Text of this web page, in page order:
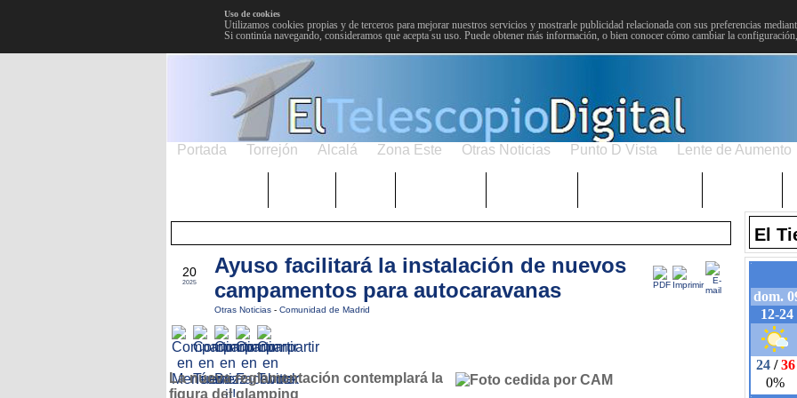
Uso de cookies
Utilizamos cookies propias y de terceros para mejorar nuestros servicios y mostrarle publicidad relacionada con sus preferencias
Si continúa navegando, consideramos que acepta su uso. Puede obtener más información, o bien conocer cómo cambiar la
Portada Torrejón Alcalá Zona Este Otras Noticias Punto D Vista Lente de Aumento
20
2025
Ayuso facilitará la instalación de nuevos
campamentos para autocaravanas
Otras Noticias - Comunidad de Madrid
La nueva reglamentación contemplará la
figura del glamping
El